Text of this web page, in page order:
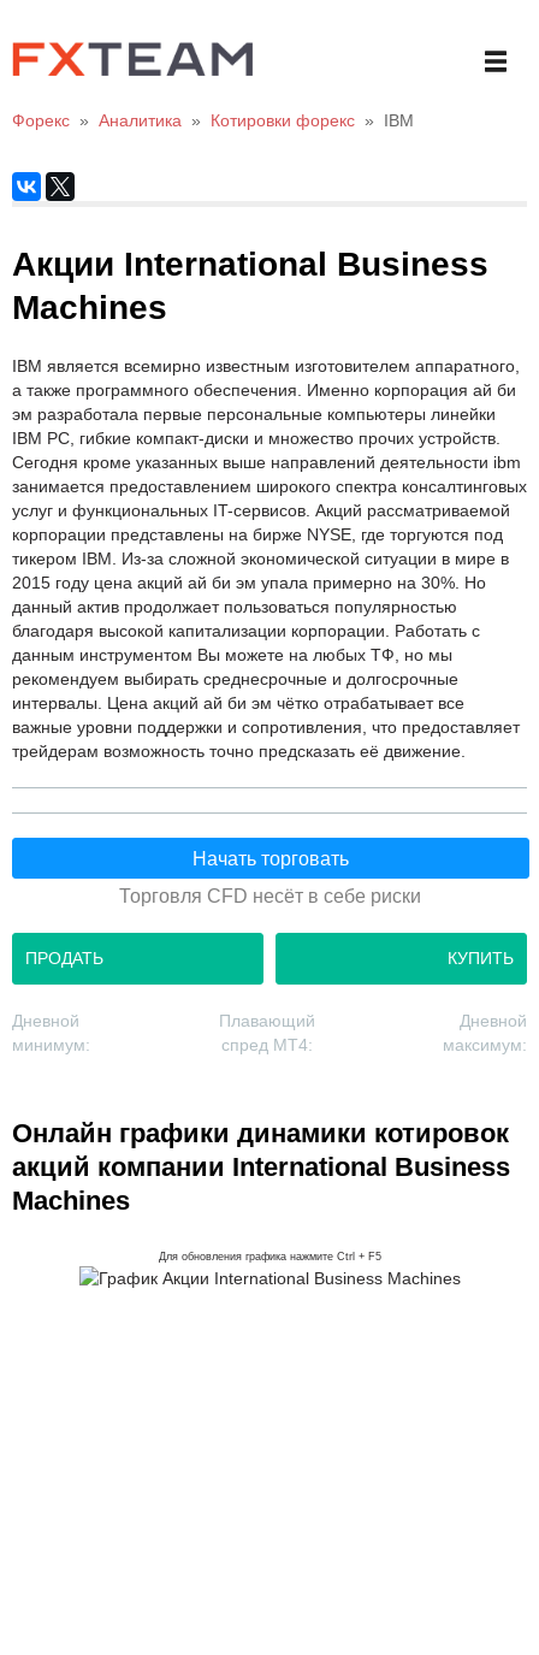
Форекс » Аналитика » Котировки форекс » IBM
Акции International Business
Machines
IBM является всемирно известным изготовителем аппаратного,
а также программного обеспечения. Именно корпорация ай би
эм разработала первые персональные компьютеры линейки
IBM PC, гибкие компакт-диски и множество прочих устройств.
Сегодня кроме указанных выше направлений деятельности ibm
занимается предоставлением широкого спектра консалтинговых
услуг и функциональных IT-сервисов. Акций рассматриваемой
корпорации представлены на бирже NYSE, где торгуются под
тикером IBM. Из-за сложной экономической ситуации в мире в
2015 году цена акций ай би эм упала примерно на 30%. Но
данный актив продолжает пользоваться популярностью
благодаря высокой капитализации корпорации. Работать с
данным инструментом Вы можете на любых ТФ, но мы
рекомендуем выбирать среднесрочные и долгосрочные
интервалы. Цена акций ай би эм чётко отрабатывает все
важные уровни поддержки и сопротивления, что предоставляет
трейдерам возможность точно предсказать её движение.
Начать торговать
Торговля CFD несёт в себе риски
ПРОДАТЬ КУПИТЬ
Дневной
минимум:
Плавающий
спред MT4:
Дневной
максимум:
Онлайн графики динамики котировок
акций компании International Business
Machines
Для обновления графика нажмите Ctrl + F5